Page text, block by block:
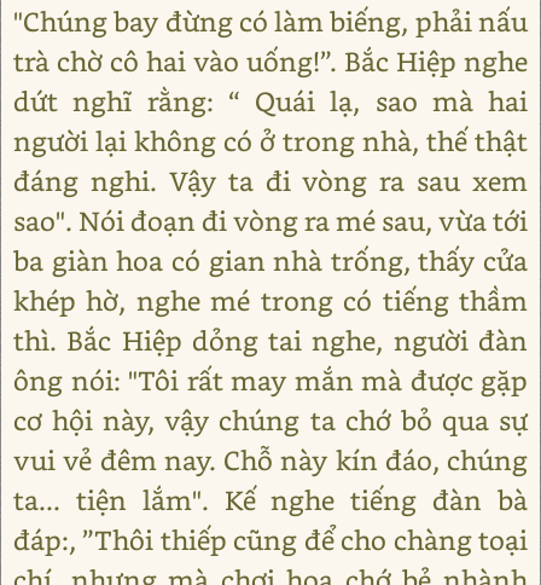
"Chúng bay đừng có làm biếng, phải nấu
trà chờ cô hai vào uống!”. Bắc Hiệp nghe
dứt nghĩ rằng: “ Quái lạ, sao mà hai
người lại không có ở trong nhà, thế thật
đáng nghi. Vậy ta đi vòng ra sau xem
sao". Nói đoạn đi vòng ra mé sau, vừa tới
ba giàn hoa có gian nhà trống, thấy cửa
khép hờ, nghe mé trong có tiếng thầm
thì. Bắc Hiệp dỏng tai nghe, người đàn
ông nói: "Tôi rất may mắn mà được gặp
cơ hội này, vậy chúng ta chớ bỏ qua sự
vui vẻ đêm nay. Chỗ này kín đáo, chúng
ta... tiện lắm". Kế nghe tiếng đàn bà
đáp:, ”Thôi thiếp cũng để cho chàng toại